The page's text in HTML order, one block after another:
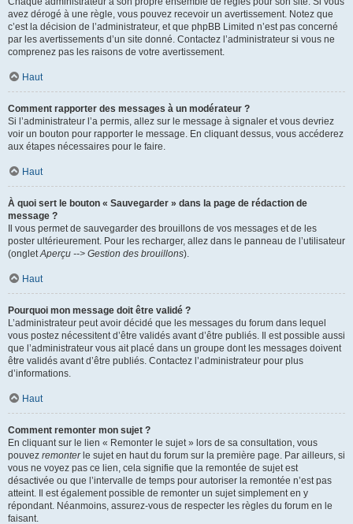
avez dérogé à une règle, vous pouvez recevoir un avertissement. Notez que
c’est la décision de l’administrateur, et que phpBB Limited n’est pas concerné
par les avertissements d’un site donné. Contactez l’administrateur si vous ne
comprenez pas les raisons de votre avertissement.
Haut
Comment rapporter des messages à un modérateur ?
Si l’administrateur l’a permis, allez sur le message à signaler et vous devriez
voir un bouton pour rapporter le message. En cliquant dessus, vous accéderez
aux étapes nécessaires pour le faire.
Haut
À quoi sert le bouton « Sauvegarder » dans la page de rédaction de
message ?
Il vous permet de sauvegarder des brouillons de vos messages et de les
poster ultérieurement. Pour les recharger, allez dans le panneau de l’utilisateur
(ongletAperçu --> Gestion des brouillons).
Haut
Pourquoi mon message doit être validé ?
L’administrateur peut avoir décidé que les messages du forum dans lequel
vous postez nécessitent d’être validés avant d’être publiés. Il est possible aussi
que l’administrateur vous ait placé dans un groupe dont les messages doivent
être validés avant d’être publiés. Contactez l’administrateur pour plus
d’informations.
Haut
Comment remonter mon sujet ?
En cliquant sur le lien « Remonter le sujet » lors de sa consultation, vous
pouvez remonterle sujet en haut du forum sur la première page. Par ailleurs, si
vous ne voyez pas ce lien, cela signifie que la remontée de sujet est
désactivée ou que l’intervalle de temps pour autoriser la remontée n’est pas
atteint. Il est également possible de remonter un sujet simplement en y
répondant. Néanmoins, assurez-vous de respecter les règles du forum en le
faisant.